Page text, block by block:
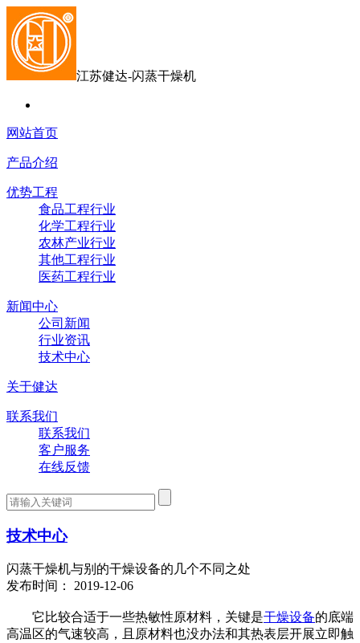
江苏健达-闪蒸干燥机
网站首页
产品介绍
优势工程
食品工程行业
化学工程行业
农林产业行业
其他工程行业
医药工程行业
新闻中心
公司新闻
行业资讯
技术中心
关于健达
联系我们
联系我们
客户服务
在线反馈
技术中心
闪蒸干燥机与别的干燥设备的几个不同之处
发布时间： 2019-12-06
它比较合适于一些热敏性原材料，关键是干燥设备的底端
高温区的气速较高，且原材料也没办法和其热表层开展立即触